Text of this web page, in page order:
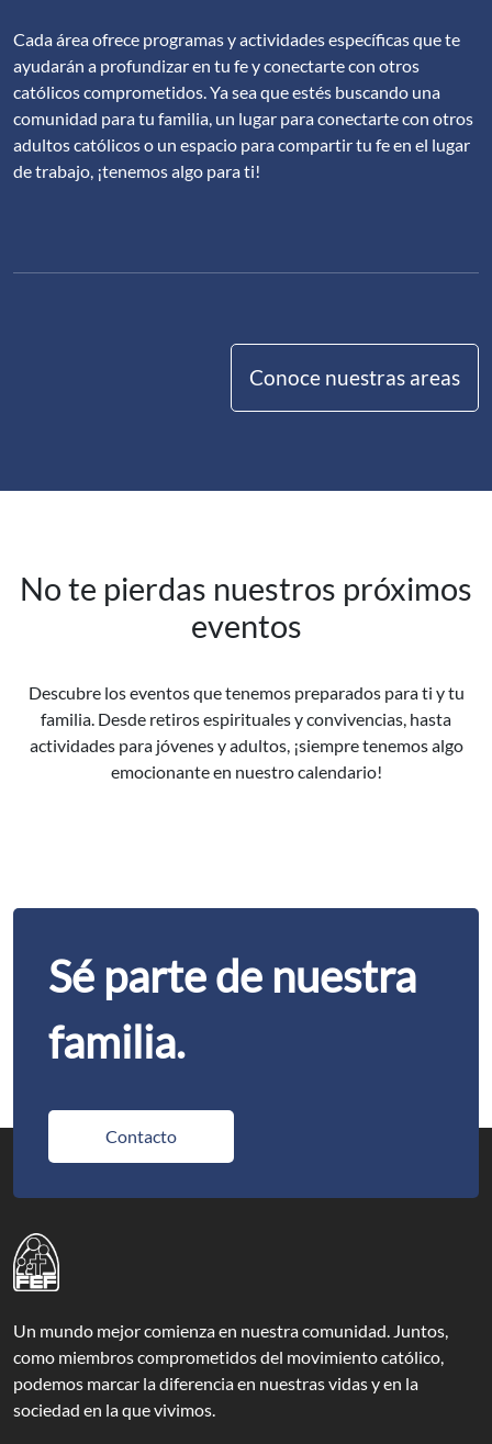
Cada área ofrece programas y actividades específicas que te
ayudarán a profundizar en tu fe y conectarte con otros
católicos comprometidos. Ya sea que estés buscando una
comunidad para tu familia, un lugar para conectarte con otros
adultos católicos o un espacio para compartir tu fe en el lugar
de trabajo, ¡tenemos algo para ti!
Conoce nuestras areas
No te pierdas nuestros próximos
eventos
Descubre los eventos que tenemos preparados para ti y tu
familia. Desde retiros espirituales y convivencias, hasta
actividades para jóvenes y adultos, ¡siempre tenemos algo
emocionante en nuestro calendario!
Sé parte de nuestra
familia.
Contacto
Un mundo mejor comienza en nuestra comunidad. Juntos,
como miembros comprometidos del movimiento católico,
podemos marcar la diferencia en nuestras vidas y en la
sociedad en la que vivimos.